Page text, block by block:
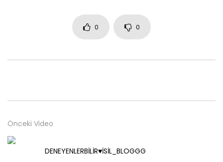
0 0
Önceki Video
DENEYENLERBİLİR♥️İSİL_BLOGGG